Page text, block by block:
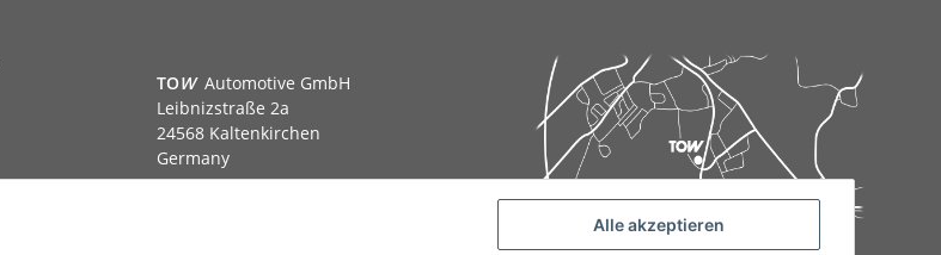
TOW Automotive GmbH
Leibnizstraße 2a
24568 Kaltenkirchen
Germany
Alle akzeptieren